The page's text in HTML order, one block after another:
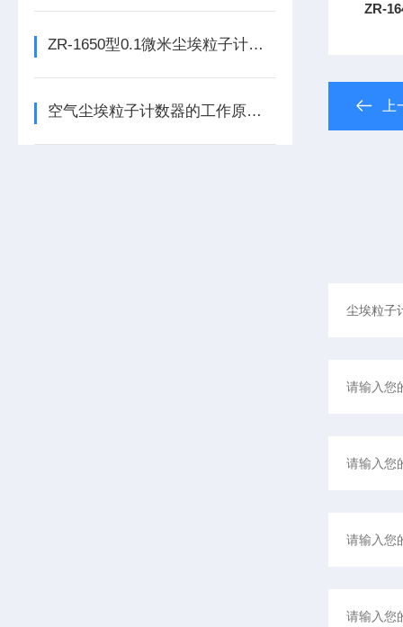
ZR-1650型0.1微米尘埃粒子计数器-专注半导体行业洁净室检测
空气尘埃粒子计数器的工作原理、应用领域介绍
ZR-